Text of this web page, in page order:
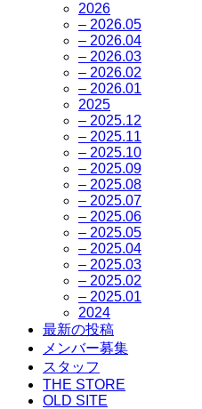
2026
– 2026.05
– 2026.04
– 2026.03
– 2026.02
– 2026.01
2025
– 2025.12
– 2025.11
– 2025.10
– 2025.09
– 2025.08
– 2025.07
– 2025.06
– 2025.05
– 2025.04
– 2025.03
– 2025.02
– 2025.01
2024
最新の投稿
メンバー募集
スタッフ
THE STORE
OLD SITE